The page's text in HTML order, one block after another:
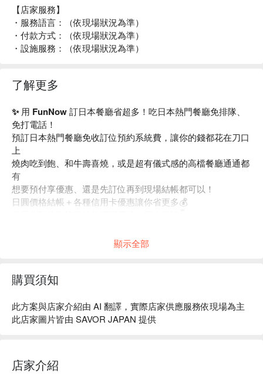
【店家服務】
・服務語言：（依現場狀況為準）
・付款方式：（依現場狀況為準）
・設施服務：（依現場狀況為準）
了解更多
✨ 用 FunNow 訂日本餐廳省超多！吃日本熱門餐廳免排隊、
免打電話！
預訂日本熱門餐廳免收訂位預約系統費，讓你的錢都花在刀口
上
燒肉吃到飽、和牛壽喜燒，或是超有儀式感的高檔餐廳通通都
有
想要預付享優惠、還是先訂位再到現場結帳都可以！
日圓價格結帳＋各種信用卡優惠讓你省更多💰
顯示全部
購買須知
此方案與店家介紹由 AI 翻譯，實際店家供應服務依現場為主
此店家圖片皆由 SAVOR JAPAN 提供
店家介紹